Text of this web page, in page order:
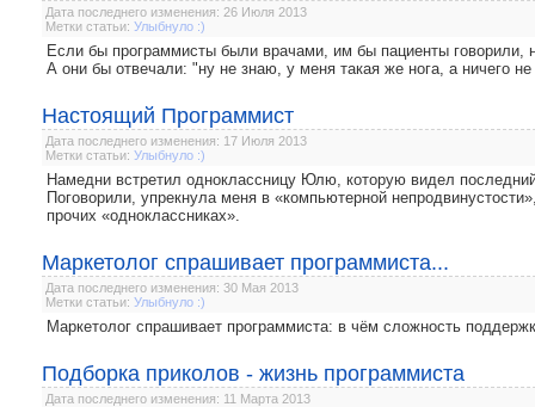
Дата последнего изменения: 26 Июля 2013
Метки статьи: Улыбнуло :)
Если бы программисты были врачами, им бы пациенты говорили,
А они бы отвечали: "ну не знаю, у меня такая же нога, а ничего не
Настоящий Программист
Дата последнего изменения: 17 Июля 2013
Метки статьи: Улыбнуло :)
Намедни встретил одноклассницу Юлю, которую видел
Поговорили, упрекнула меня в «компьютерной
прочих «одноклассниках».
Маркетолог спрашивает программиста...
Дата последнего изменения: 30 Мая 2013
Метки статьи: Улыбнуло :)
Маркетолог спрашивает программиста: в чём сложность
Подборка приколов - жизнь программиста
Дата последнего изменения: 11 Марта 2013